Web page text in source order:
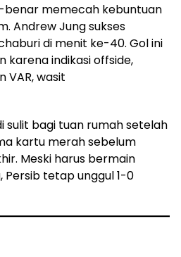
benar memecah kebuntuan
Andrew Jung sukses
di menit ke-40. Gol ini
indikasi offside,
VAR, wasit
sulit bagi tuan rumah setelah
kartu merah sebelum
Meski harus bermain
Persib tetap unggul 1-0